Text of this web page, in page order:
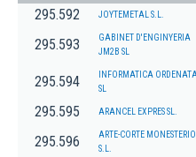
295.592 JOYTEMETAL S.L.
295.593
GABINET D'ENGINYERIA
JM2B SL
295.594
INFORMATICA ORDENATA
SL
295.595 ARANCEL EXPRES SL.
295.596
ARTE-CORTE MONESTERIO
S.L.